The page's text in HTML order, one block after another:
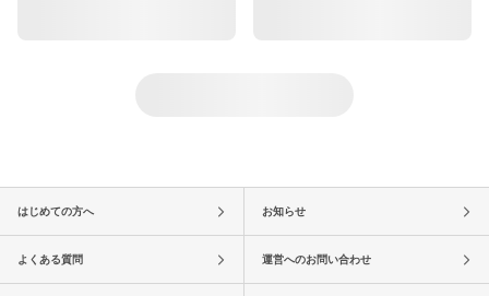
はじめての方へ お知らせ
よくある質問 運営へのお問い合わせ